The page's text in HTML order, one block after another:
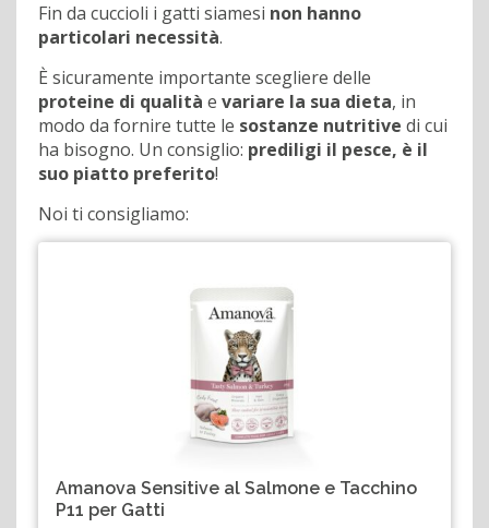
Fin da cuccioli i gatti siamesi non hanno
particolari necessità.
È sicuramente importante scegliere delle
proteine di qualità e variare la sua dieta, in
modo da fornire tutte le sostanze nutritive di cui
ha bisogno. Un consiglio: prediligi il pesce, è il
suo piatto preferito!
Noi ti consigliamo:
Amanova Sensitive al Salmone e Tacchino
P11 per Gatti